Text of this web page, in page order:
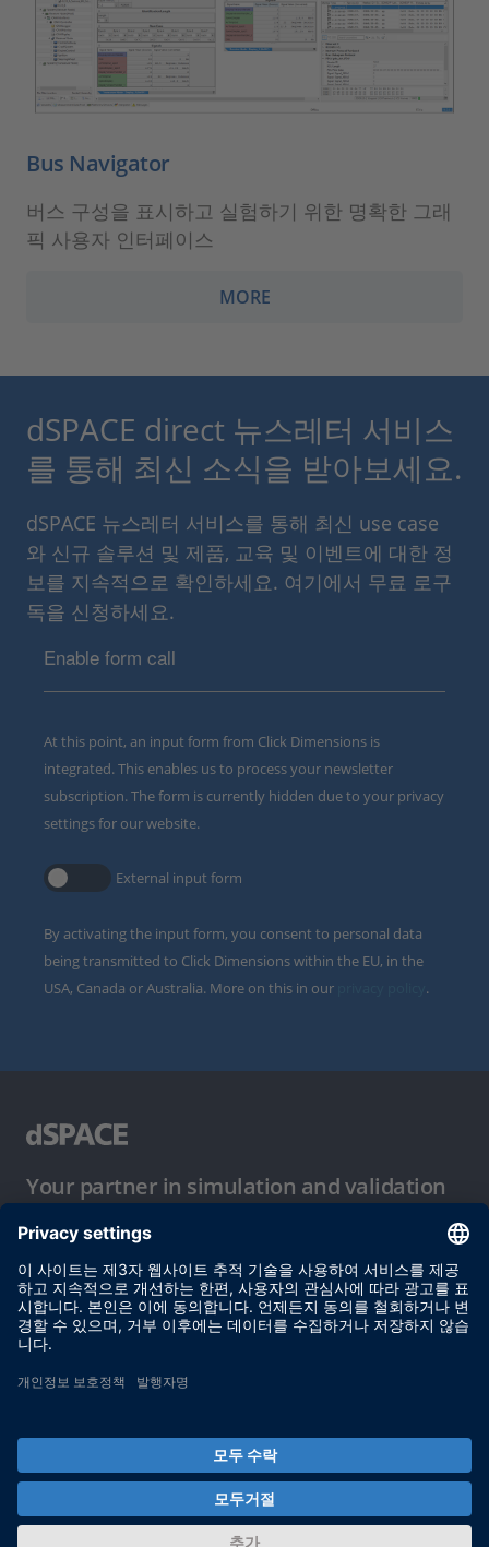
Bus Navigator
버스 구성을 표시하고 실험하기 위한 명확한 그래
픽 사용자 인터페이스
MORE
dSPACE direct 뉴스레터 서비스
를 통해 최신 소식을 받아보세요.
dSPACE 뉴스레터 서비스를 통해 최신 use case
와 신규 솔루션 및 제품, 교육 및 이벤트에 대한 정
보를 지속적으로 확인하세요. 여기에서 무료 로구
독을 신청하세요.
Enable form call
At this point, an input form from Click Dimensions is
integrated. This enables us to process your newsletter
subscription. The form is currently hidden due to your privacy
settings for our website.
External input form
By activating the input form, you consent to personal data
being transmitted to Click Dimensions within the EU, in the
USA, Canada or Australia. More on this in our
.
Your partner in simulation and validation
이용 약관
개인정보 보호정책
발행자 정보